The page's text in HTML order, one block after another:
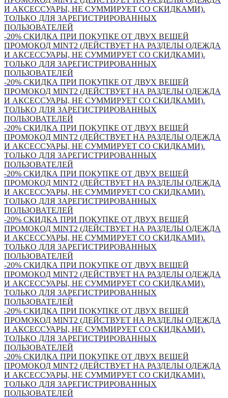
И АКСЕССУАРЫ, НЕ СУММИРУЕТ СО СКИДКАМИ).
ТОЛЬКО ДЛЯ ЗАРЕГИСТРИРОВАННЫХ
ПОЛЬЗОВАТЕЛЕЙ
-20% СКИДКА ПРИ ПОКУПКЕ ОТ ДВУХ ВЕЩЕЙ
ПРОМОКОД MINT2 (ДЕЙСТВУЕТ НА РАЗДЕЛЫ ОДЕЖДА
И АКСЕССУАРЫ, НЕ СУММИРУЕТ СО СКИДКАМИ).
ТОЛЬКО ДЛЯ ЗАРЕГИСТРИРОВАННЫХ
ПОЛЬЗОВАТЕЛЕЙ
-20% СКИДКА ПРИ ПОКУПКЕ ОТ ДВУХ ВЕЩЕЙ
ПРОМОКОД MINT2 (ДЕЙСТВУЕТ НА РАЗДЕЛЫ ОДЕЖДА
И АКСЕССУАРЫ, НЕ СУММИРУЕТ СО СКИДКАМИ).
ТОЛЬКО ДЛЯ ЗАРЕГИСТРИРОВАННЫХ
ПОЛЬЗОВАТЕЛЕЙ
-20% СКИДКА ПРИ ПОКУПКЕ ОТ ДВУХ ВЕЩЕЙ
ПРОМОКОД MINT2 (ДЕЙСТВУЕТ НА РАЗДЕЛЫ ОДЕЖДА
И АКСЕССУАРЫ, НЕ СУММИРУЕТ СО СКИДКАМИ).
ТОЛЬКО ДЛЯ ЗАРЕГИСТРИРОВАННЫХ
ПОЛЬЗОВАТЕЛЕЙ
-20% СКИДКА ПРИ ПОКУПКЕ ОТ ДВУХ ВЕЩЕЙ
ПРОМОКОД MINT2 (ДЕЙСТВУЕТ НА РАЗДЕЛЫ ОДЕЖДА
И АКСЕССУАРЫ, НЕ СУММИРУЕТ СО СКИДКАМИ).
ТОЛЬКО ДЛЯ ЗАРЕГИСТРИРОВАННЫХ
ПОЛЬЗОВАТЕЛЕЙ
-20% СКИДКА ПРИ ПОКУПКЕ ОТ ДВУХ ВЕЩЕЙ
ПРОМОКОД MINT2 (ДЕЙСТВУЕТ НА РАЗДЕЛЫ ОДЕЖДА
И АКСЕССУАРЫ, НЕ СУММИРУЕТ СО СКИДКАМИ).
ТОЛЬКО ДЛЯ ЗАРЕГИСТРИРОВАННЫХ
ПОЛЬЗОВАТЕЛЕЙ
-20% СКИДКА ПРИ ПОКУПКЕ ОТ ДВУХ ВЕЩЕЙ
ПРОМОКОД MINT2 (ДЕЙСТВУЕТ НА РАЗДЕЛЫ ОДЕЖДА
И АКСЕССУАРЫ, НЕ СУММИРУЕТ СО СКИДКАМИ).
ТОЛЬКО ДЛЯ ЗАРЕГИСТРИРОВАННЫХ
ПОЛЬЗОВАТЕЛЕЙ
-20% СКИДКА ПРИ ПОКУПКЕ ОТ ДВУХ ВЕЩЕЙ
ПРОМОКОД MINT2 (ДЕЙСТВУЕТ НА РАЗДЕЛЫ ОДЕЖДА
И АКСЕССУАРЫ, НЕ СУММИРУЕТ СО СКИДКАМИ).
ТОЛЬКО ДЛЯ ЗАРЕГИСТРИРОВАННЫХ
ПОЛЬЗОВАТЕЛЕЙ
-20% СКИДКА ПРИ ПОКУПКЕ ОТ ДВУХ ВЕЩЕЙ
ПРОМОКОД MINT2 (ДЕЙСТВУЕТ НА РАЗДЕЛЫ ОДЕЖДА
И АКСЕССУАРЫ, НЕ СУММИРУЕТ СО СКИДКАМИ).
ТОЛЬКО ДЛЯ ЗАРЕГИСТРИРОВАННЫХ
ПОЛЬЗОВАТЕЛЕЙ